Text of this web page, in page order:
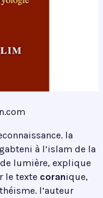
la
à l’islam de la
lumière, explique
le texte coranique,
l’auteur